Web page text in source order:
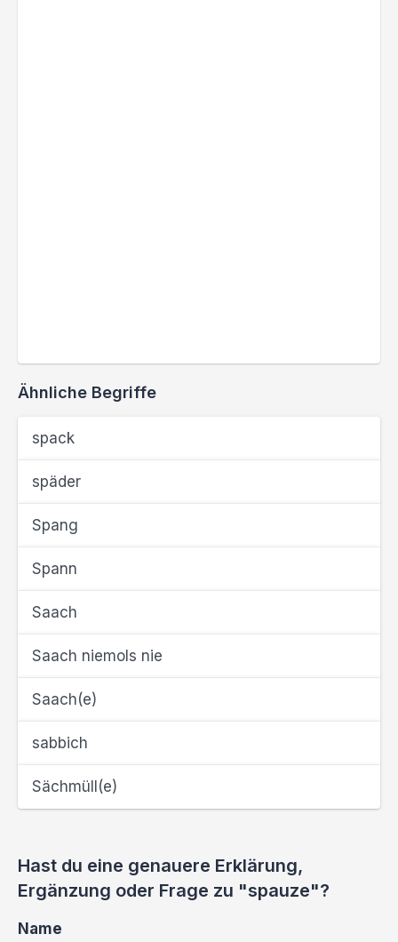
Ähnliche Begriffe
spack
späder
Spang
Spann
Saach
Saach niemols nie
Saach(e)
sabbich
Sächmüll(e)
Hast du eine genauere Erklärung,
Ergänzung oder Frage zu "spauze"?
Name